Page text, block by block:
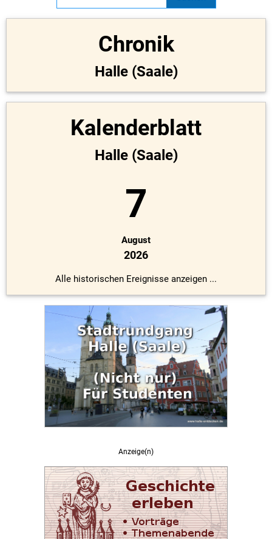
Chronik
Halle (Saale)
Kalenderblatt
Halle (Saale)
7
August
2026
Alle historischen Ereignisse anzeigen ...
Anzeige(n)